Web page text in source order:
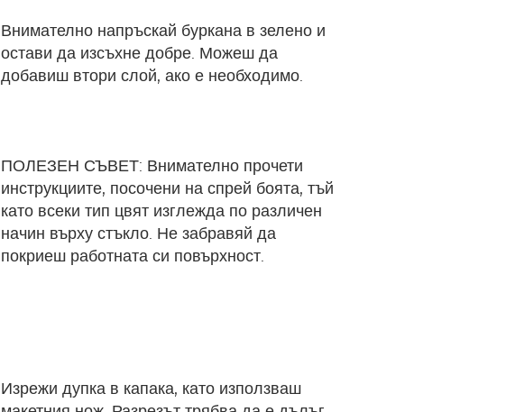
Внимателно напръскай буркана в зелено и
остави да изсъхне добре. Можеш да
добавиш втори слой, ако е необходимо.
ПОЛЕЗЕН СЪВЕТ: Внимателно прочети
инструкциите, посочени на спрей боята, тъй
като всеки тип цвят изглежда по различен
начин върху стъкло. Не забравяй да
покриеш работната си повърхност.
Изрежи дупка в капака, като използваш